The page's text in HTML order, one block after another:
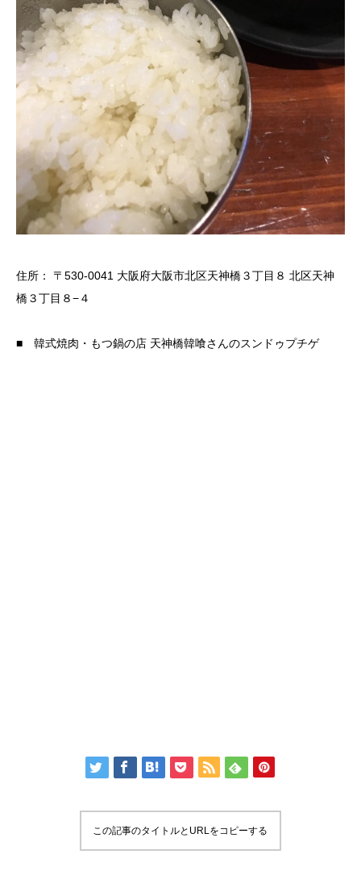
住所： 〒530-0041 大阪府大阪市北区天神橋３丁目８ 北区天神
橋３丁目８−４
■ 韓式焼肉・もつ鍋の店 天神橋韓喰さんのスンドゥプチゲ
この記事のタイトルとURLをコピーする